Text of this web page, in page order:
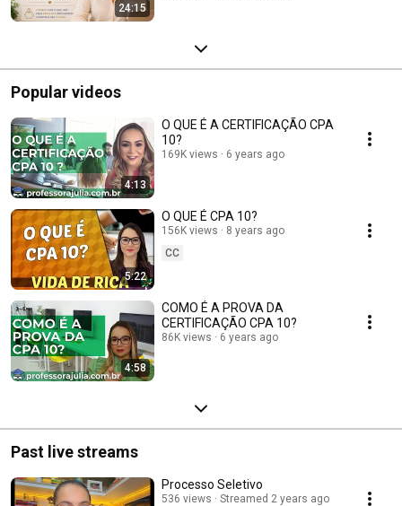
24:15
Popular videos
4:13
O QUE É A CERTIFICAÇÃO CPA
10?
169K views 6 years ago
5:22
O QUE É CPA 10?
156K views
8 years ago
CC
4:58
COMO É A PROVA DA
CERTIFICAÇÃO CPA 10?
86K views 6 years ago
Past live streams
Processo Seletivo
536 views Streamed 2 years ago